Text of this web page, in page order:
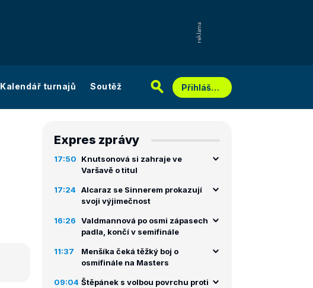
Kalendář turnajů Soutěž Přihlášení
Expres zprávy
17:50
Knutsonová si zahraje ve
Varšavě o titul
17:24 Alcaraz se Sinnerem prokazují
svoji výjimečnost
16:26
Valdmannová po osmi zápasech
padla, končí v semifinále
11:37
Menšíka čeká těžký boj o
osmifinále na Masters
09:04 Štěpánek s volbou povrchu proti